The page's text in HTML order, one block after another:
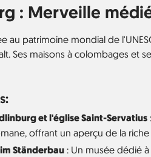
: Merveille
au patrimoine mondial de
Ses maisons à colombages et
et l'église Saint-Servatius
offrant un aperçu de la riche
Ständerbau: Un musée dédié